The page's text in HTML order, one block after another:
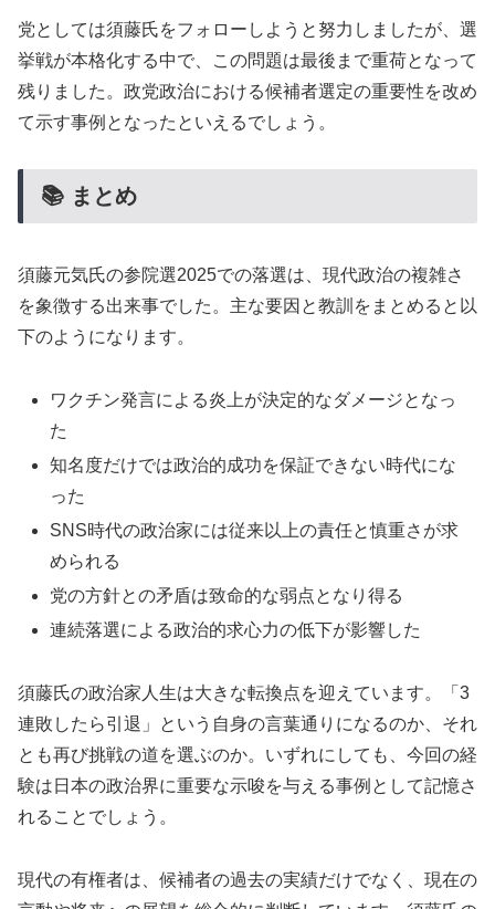
党としては須藤氏をフォローしようと努力しましたが、選
挙戦が本格化する中で、この問題は最後まで重荷となって
残りました。政党政治における候補者選定の重要性を改め
て示す事例となったといえるでしょう。
📚 まとめ
須藤元気氏の参院選2025での落選は、現代政治の複雑さ
を象徴する出来事でした。主な要因と教訓をまとめると以
下のようになります。
ワクチン発言による炎上が決定的なダメージとなっ
た
知名度だけでは政治的成功を保証できない時代にな
った
SNS時代の政治家には従来以上の責任と慎重さが求
められる
党の方針との矛盾は致命的な弱点となり得る
連続落選による政治的求心力の低下が影響した
須藤氏の政治家人生は大きな転換点を迎えています。「3
連敗したら引退」という自身の言葉通りになるのか、それ
とも再び挑戦の道を選ぶのか。いずれにしても、今回の経
験は日本の政治界に重要な示唆を与える事例として記憶さ
れることでしょう。
現代の有権者は、候補者の過去の実績だけでなく、現在の